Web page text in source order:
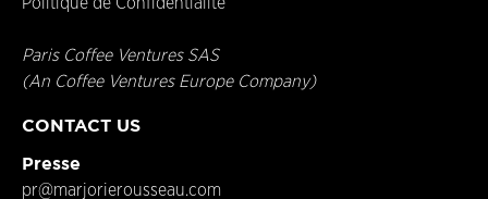
Paris Coffee Ventures SAS
(An Coffee Ventures Europe Company)
CONTACT US
Presse
pr@marjorierousseau.com